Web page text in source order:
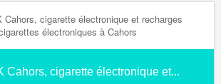
Cahors, cigarette électronique et...